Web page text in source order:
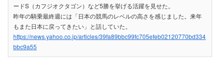
ードS（カフジオクタゴン）など5勝を挙げる活躍を見せた。
昨年の騎乗最終週には「日本の競馬のレベルの高さを感じました。来年
もまた日本に戻ってきたい」と話していた。
https://news.yahoo.co.jp/articles/39fa89bbc99fc705efeb02120770bd334
bbc9a55